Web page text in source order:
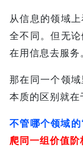
从信息的领域
全不同。但无
在用信息去服务
那在同一个领
本质的区别就在
不管哪个领域的
爬同一组价值阶